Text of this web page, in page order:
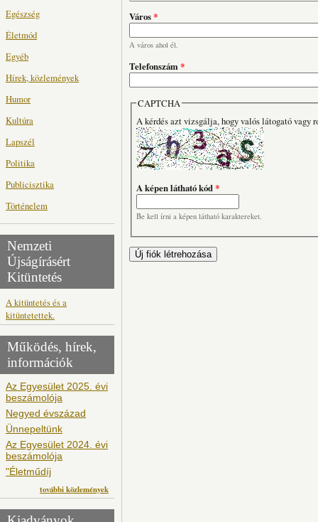
Egészség
Életmód
Egyéb
Hírek, közlemények
Humor
Kultúra
Lapszél
Politika
Publicisztika
Történelem
Nemzeti
Újságírásért
Kitüntetés
A kitüntetés és a
kitüntetettek.
Működés, hírek,
információk
Az Egyesület 2025. évi
beszámolója
Negyed évszázad
Ünnepeltünk
Az Egyesület 2024. évi
beszámolója
"Életműdíj
további közlemények
Város*
A város ahol él.
Telefonszám*
CAPTCHA
A kérdés azt vizsgálja, hogy valós látogató vagy
A képen látható kód*
Be kell írni a képen látható karaktereket.